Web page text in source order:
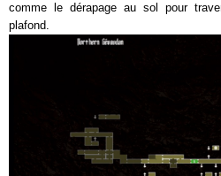
comme le dérapage au sol pour
plafond.